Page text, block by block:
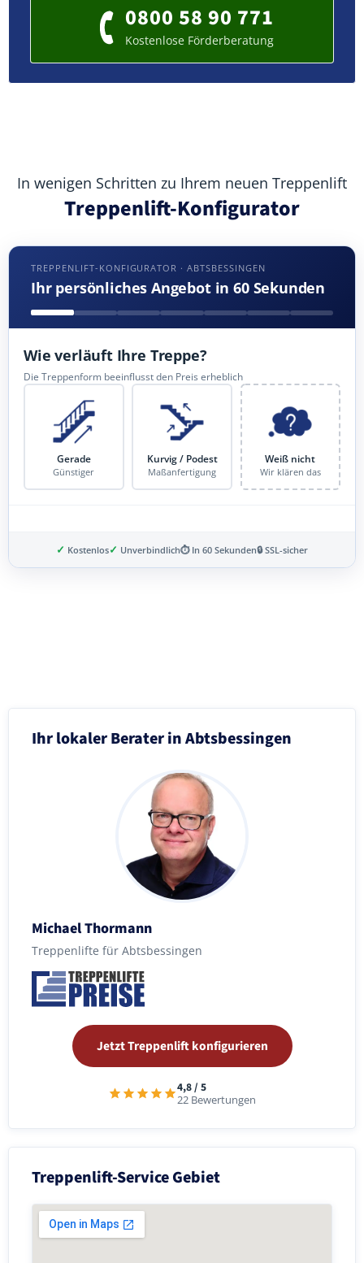
0800 58 90 771
Kostenlose Förderberatung
In wenigen Schritten zu Ihrem neuen Treppenlift
Treppenlift-Konfigurator
TREPPENLIFT-KONFIGURATOR · ABTSBESSINGEN
Ihr persönliches Angebot in 60 Sekunden
Wie verläuft Ihre Treppe?
Die Treppenform beeinflusst den Preis erheblich
Gerade
Günstiger
Kurvig / Podest
Maßanfertigung
Weiß nicht
Wir klären das
✓ Kostenlos✓ Unverbindlich⏱ In 60 Sekunden🔒 SSL-sicher
Ihr lokaler Berater in Abtsbessingen
Michael Thormann
Treppenlifte für Abtsbessingen
Jetzt Treppenlift konfigurieren
4,8 / 5
22 Bewertungen
Treppenlift-Service Gebiet